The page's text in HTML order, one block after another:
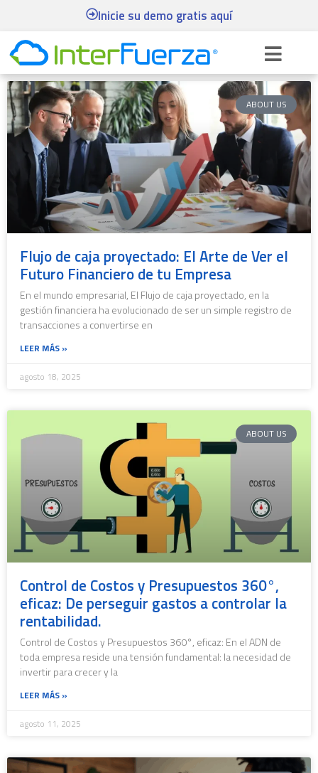
Inicie su demo gratis aquí
ABOUT US
Flujo de caja proyectado: El Arte de Ver el
Futuro Financiero de tu Empresa
En el mundo empresarial, El Flujo de caja proyectado, en la
gestión financiera ha evolucionado de ser un simple registro de
transacciones a convertirse en
LEER MÁS »
agosto 18, 2025
ABOUT US
Control de Costos y Presupuestos 360°,
eficaz: De perseguir gastos a controlar la
rentabilidad.
Control de Costos y Presupuestos 360°, eficaz: En el ADN de
toda empresa reside una tensión fundamental: la necesidad de
invertir para crecer y la
LEER MÁS »
agosto 11, 2025